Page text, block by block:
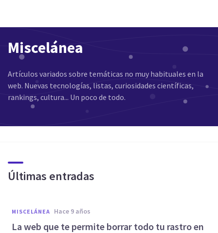
Miscelánea
Artículos variados sobre temáticas no muy habituales en la
web. Nuevas tecnologías, listas, curiosidades científicas,
rankings, cultura... Un poco de todo.
Últimas entradas
MISCELÁNEA hace 9 años
​La web que te permite borrar todo tu rastro en